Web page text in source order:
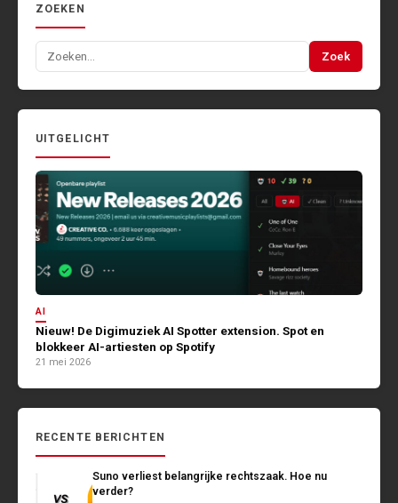
ZOEKEN
Zoeken
naar:
Zoek
UITGELICHT
AI
Nieuw! De Digimuziek AI Spotter extension. Spot en
blokkeer AI-artiesten op Spotify
21 mei 2026
RECENTE BERICHTEN
Suno verliest belangrijke rechtszaak. Hoe nu
verder?